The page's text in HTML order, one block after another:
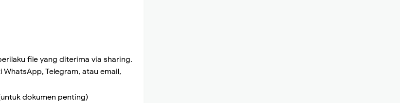
file yang diterima via sharing.
Telegram, atau email,
dokumen penting)